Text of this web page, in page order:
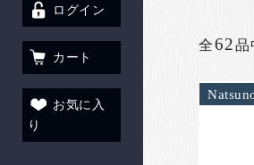
ログイン
カート
お気に入
り
全62品